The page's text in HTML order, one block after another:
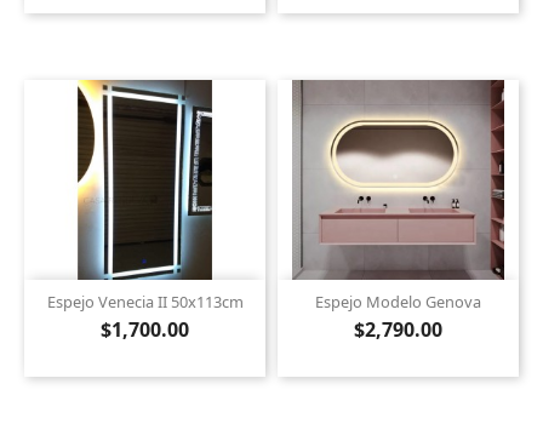
Espejo Venecia II 50x113cm
$1,700.00
Espejo Modelo Genova
$2,790.00